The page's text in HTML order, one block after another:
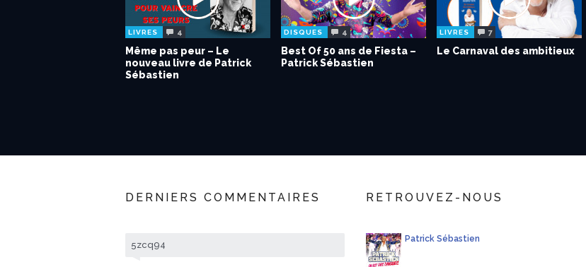
LIVRES 4
Même pas peur – Le
nouveau livre de Patrick
Sébastien
DISQUES 4
Best Of 50 ans de Fiesta –
Patrick Sébastien
LIVRES 7
Le Carnaval des ambitieux
DERNIERS COMMENTAIRES
5zcq94
RETROUVEZ-NOUS
Patrick Sébastien